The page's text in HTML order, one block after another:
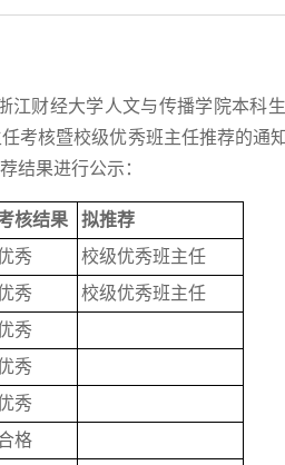
财经大学人文与传播学院本科
考核暨校级优秀班主任推荐的通
结果进行公示：
核结果
拟推荐
秀
校级优秀班主任
秀
校级优秀班主任
秀
秀
秀
格